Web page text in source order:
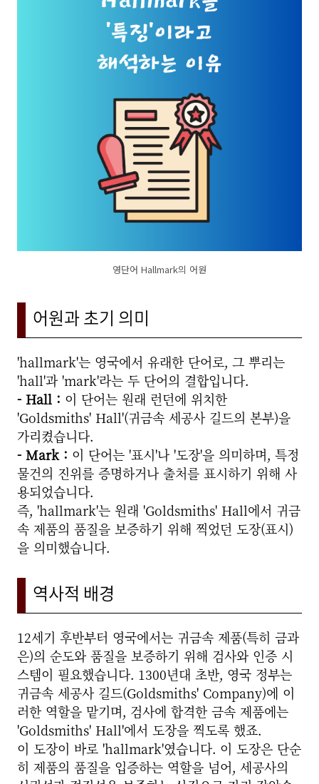
영단어 Hallmark의 어원
어원과 초기 의미
'hallmark'는 영국에서 유래한 단어로, 그 뿌리는
'hall'과 'mark'라는 두 단어의 결합입니다.
- Hall : 이 단어는 원래 런던에 위치한
'Goldsmiths' Hall'(귀금속 세공사 길드의 본부)을
가리켰습니다.
- Mark : 이 단어는 '표시'나 '도장'을 의미하며, 특정
물건의 진위를 증명하거나 출처를 표시하기 위해 사
용되었습니다.
즉, 'hallmark'는 원래 'Goldsmiths' Hall에서 귀금
속 제품의 품질을 보증하기 위해 찍었던 도장(표시)
을 의미했습니다.
역사적 배경
12세기 후반부터 영국에서는 귀금속 제품(특히 금과
은)의 순도와 품질을 보증하기 위해 검사와 인증 시
스템이 필요했습니다. 1300년대 초반, 영국 정부는
귀금속 세공사 길드(Goldsmiths' Company)에 이
러한 역할을 맡기며, 검사에 합격한 금속 제품에는
'Goldsmiths' Hall'에서 도장을 찍도록 했죠.
이 도장이 바로 'hallmark'였습니다. 이 도장은 단순
히 제품의 품질을 입증하는 역할을 넘어, 세공사의